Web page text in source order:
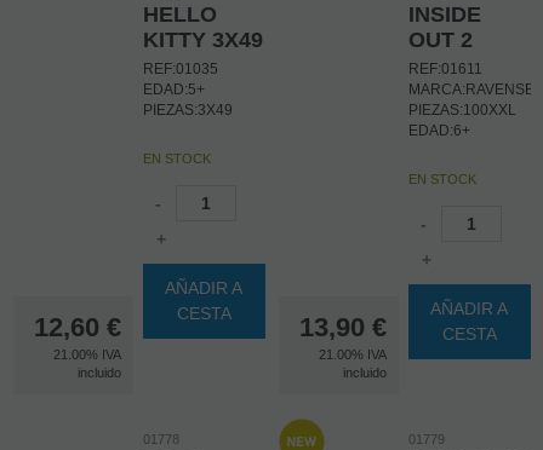
12,60 €
21.00% IVA
incluido
HELLO
KITTY 3X49
REF:01035
EDAD:5+
PIEZAS:3X49
EN STOCK
-
+
AÑADIR A
CESTA
13,90 €
21.00% IVA
incluido
INSIDE
OUT 2
REF:01611
PIEZAS:100XXL
EDAD:6+
EN STOCK
-
+
AÑADIR A
CESTA
01778 01779